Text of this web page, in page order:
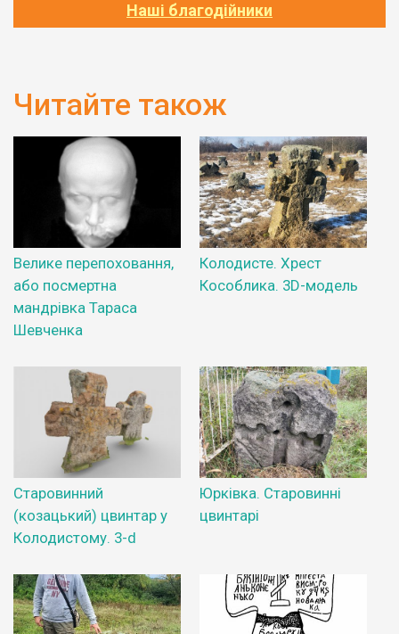
Наші благодійники
Читайте також
Велике перепоховання,
або посмертна
мандрівка Тараса
Шевченка
Колодисте. Хрест
Кособлика. 3D-модель
Старовинний
(козацький) цвинтар у
Колодистому. 3-d
Юрківка. Старовинні
цвинтарі